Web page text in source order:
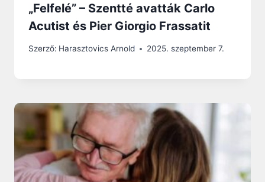
„Felfelé” – Szentté avatták Carlo
Acutist és Pier Giorgio Frassatit
Szerző: Harasztovics Arnold 2025. szeptember 7.